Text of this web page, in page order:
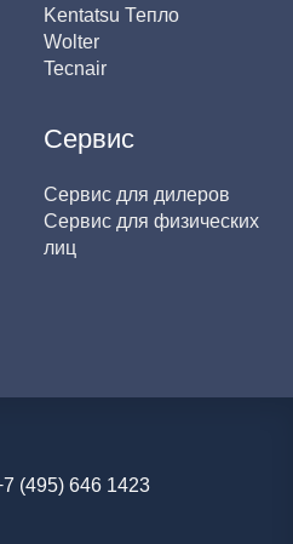
Kentatsu Тепло
Wolter
Tecnair
Сервис
Сервис для дилеров
Сервис для физических
лиц
(495) 646 1423